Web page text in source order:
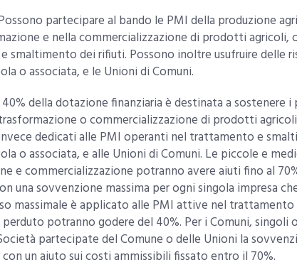
partecipare al bando le PMI della produzione
e nella commercializzazione di prodotti agricoli,
smaltimento dei rifiuti. Possono inoltre usufruire delle
o associata, e le Unioni di Comuni.
della dotazione finanziaria è destinata a
o commercializzazione di prodotti
dedicati alle PMI operanti nel trattamento e
o associata, e alle Unioni di Comuni. Le piccole e
e commercializzazione potranno avere aiuti fino al
una sovvenzione massima per ogni singola impresa
massimale è applicato alle PMI attive nel
potranno godere del 40%. Per i Comuni, singoli
partecipate del Comune o delle Unioni la
un aiuto sui costi ammissibili fissato entro il 70%.